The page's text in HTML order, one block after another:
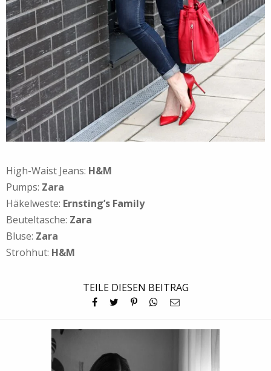
High-Waist Jeans: H&M
Pumps: Zara
Häkelweste: Ernsting’s Family
Beuteltasche: Zara
Bluse: Zara
Strohhut: H&M
TEILE DIESEN BEITRAG